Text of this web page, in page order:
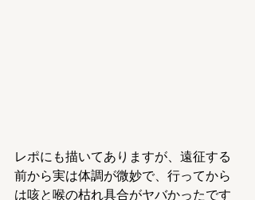
レポにも描いてありますが、遠征する
前から実は体調が微妙で、行ってから
は咳と喉の枯れ具合がヤバかったです